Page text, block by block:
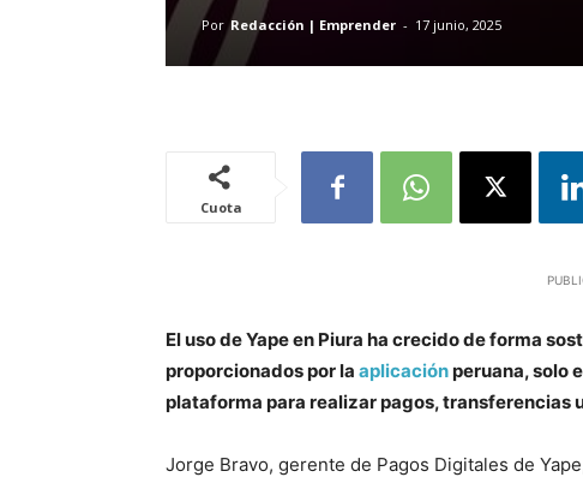
Por Redacción | Emprender - 17 junio, 2025
Cuota
El uso de Yape en Piura ha crecido de forma
proporcionados por la aplicaciónperuana, solo
plataforma para realizar pagos, transferencias
Jorge Bravo, gerente de Pagos Digitales de